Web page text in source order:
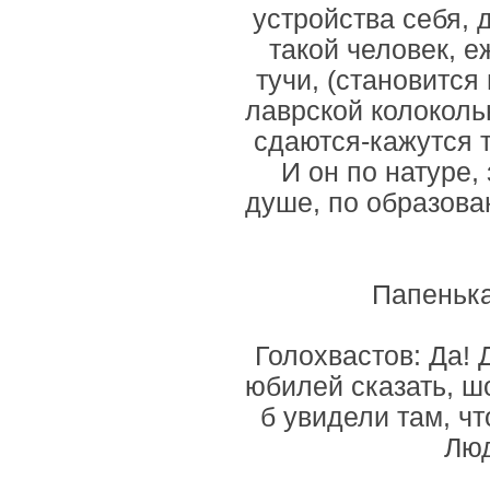
устройства себя,
такой человек,
тучи,
лаврской
сдаются-кажутся
И он по натуре,
душе, по
Голохвастов: Да!
юбилей сказать,
б увидели там,